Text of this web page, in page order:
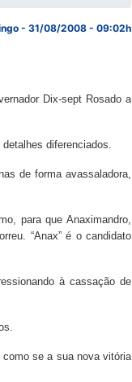
- 31/08/2008 - 09:02h
Dix-sept Rosado a
diferenciados.
de forma avassaladora,
para que Anaximandro,
“Anax” é o candidato
à cassação de
como se a sua nova vitória